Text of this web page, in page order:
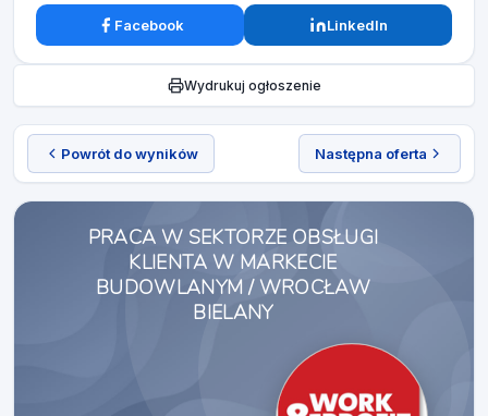
Powrót do wyników Następna oferta
PRACA W SEKTORZE OBSŁUGI
KLIENTA W MARKECIE
BUDOWLANYM / WROCŁAW
BIELANY
Facebook LinkedIn
Wydrukuj ogłoszenie